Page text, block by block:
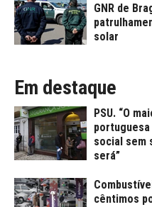
GNR de
solar
Em destaque
PSU. “O
social sem
será”
cêntimos